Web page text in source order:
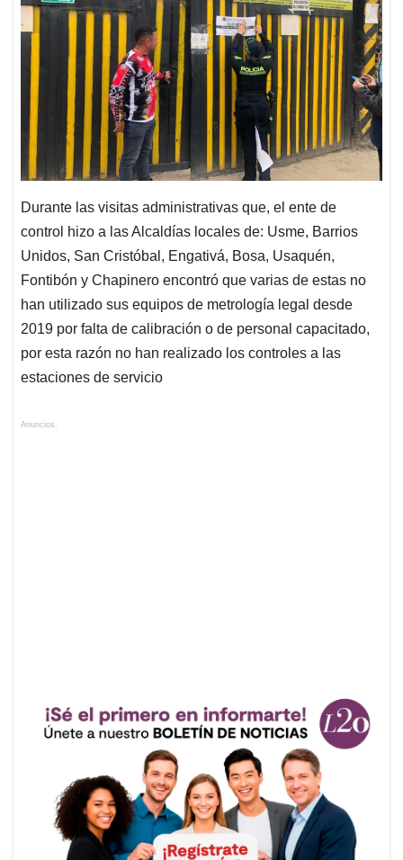
Durante las visitas administrativas que, el ente de
control hizo a las Alcaldías locales de: Usme, Barrios
Unidos, San Cristóbal, Engativá, Bosa, Usaquén,
Fontibón y Chapinero encontró que varias de estas no
han utilizado sus equipos de metrología legal desde
2019 por falta de calibración o de personal capacitado,
por esta razón no han realizado los controles a las
estaciones de servicio
Anuncios.